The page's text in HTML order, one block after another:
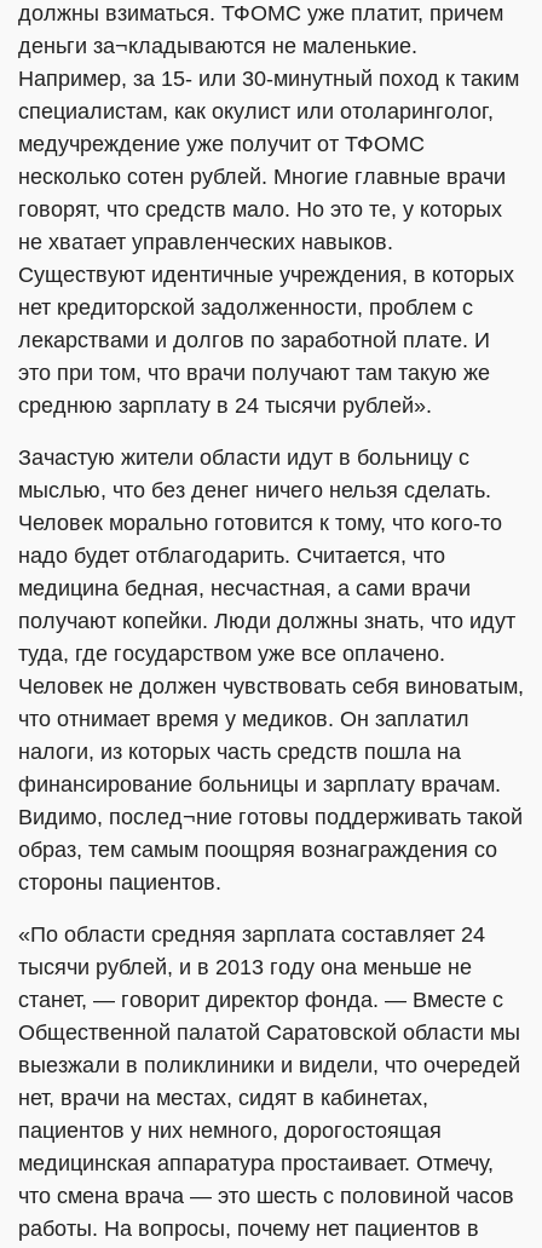
должны взиматься. ТФОМС уже платит, причем
деньги за¬кладываются не маленькие.
Например, за 15- или 30-минутный поход к таким
специалистам, как окулист или отоларинголог,
медучреждение уже получит от ТФОМС
несколько сотен рублей. Многие главные врачи
говорят, что средств мало. Но это те, у которых
не хватает управленческих навыков.
Существуют идентичные учреждения, в которых
нет кредиторской задолженности, проблем с
лекарствами и долгов по заработной плате. И
это при том, что врачи получают там такую же
среднюю зарплату в 24 тысячи рублей».
Зачастую жители области идут в больницу с
мыслью, что без денег ничего нельзя сделать.
Человек морально готовится к тому, что кого-то
надо будет отблагодарить. Считается, что
медицина бедная, несчастная, а сами врачи
получают копейки. Люди должны знать, что идут
туда, где государством уже все оплачено.
Человек не должен чувствовать себя виноватым,
что отнимает время у медиков. Он заплатил
налоги, из которых часть средств пошла на
финансирование больницы и зарплату врачам.
Видимо, послед¬ние готовы поддерживать такой
образ, тем самым поощряя вознаграждения со
стороны пациентов.
«По области средняя зарплата составляет 24
тысячи рублей, и в 2013 году она меньше не
станет, — говорит директор фонда. — Вместе с
Общественной палатой Саратовской области мы
выезжали в поликлиники и видели, что очередей
нет, врачи на местах, сидят в кабинетах,
пациентов у них немного, дорогостоящая
медицинская аппаратура простаивает. Отмечу,
что смена врача — это шесть с половиной часов
работы. На вопросы, почему нет пациентов в